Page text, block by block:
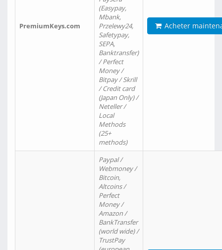
PremiumKeys.com
(Easypay,
Mbank,
Przelewy24,
Safetypay,
SEPA,
Banktransfer)
/ Perfect
Money /
Bitpay / Skrill
/ Credit card
(Japan Only) /
Neteller /
Local
Methods
(25+
methods)
Acheter
Paypal /
Webmoney /
Bitcoin,
Altcoins /
Perfect
Money /
Amazon /
BankTransfer
(world wide) /
TrustPay